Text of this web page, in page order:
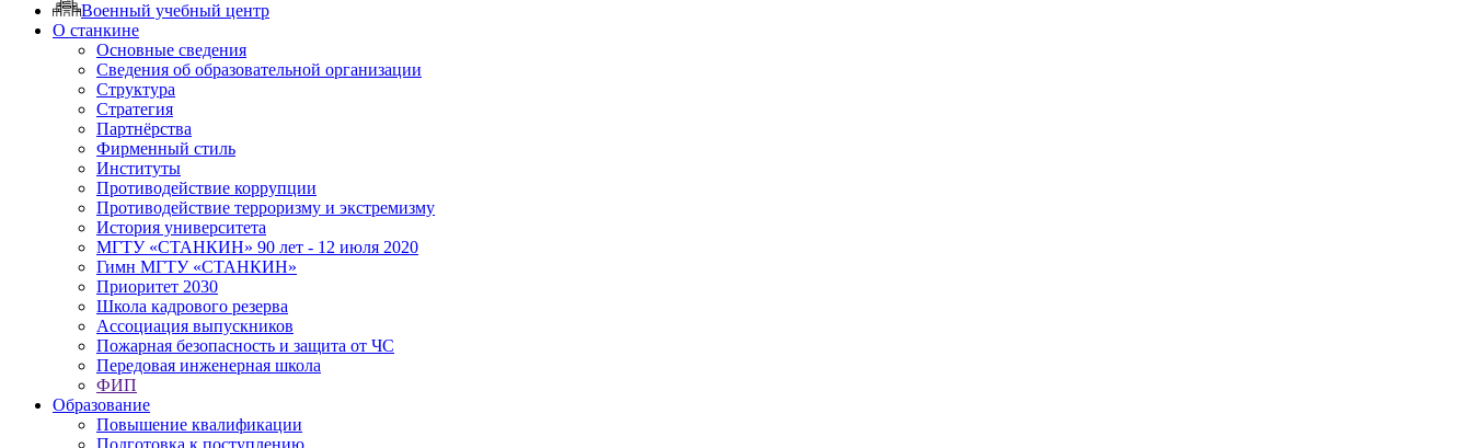
Военный учебный центр
О станкине
Основные сведения
Сведения об образовательной организации
Структура
Стратегия
Партнёрства
Фирменный стиль
Институты
Противодействие коррупции
Противодействие терроризму и экстремизму
История университета
МГТУ «СТАНКИН» 90 лет - 12 июля 2020
Гимн МГТУ «СТАНКИН»
Приоритет 2030
Школа кадрового резерва
Ассоциация выпускников
Пожарная безопасность и защита от ЧС
Передовая инженерная школа
ФИП
Образование
Повышение квалификации
Подготовка к поступлению